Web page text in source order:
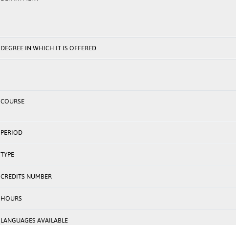
DEGREE IN WHICH IT IS OFFERED
COURSE
PERIOD
TYPE
CREDITS NUMBER
HOURS
LANGUAGES AVAILABLE